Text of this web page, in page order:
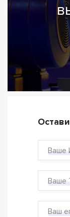
Ваше
Ваше
Ваш